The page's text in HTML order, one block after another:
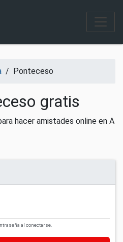
/ Ponteceso
gratis
hacer amistades online en A
al conectarse.